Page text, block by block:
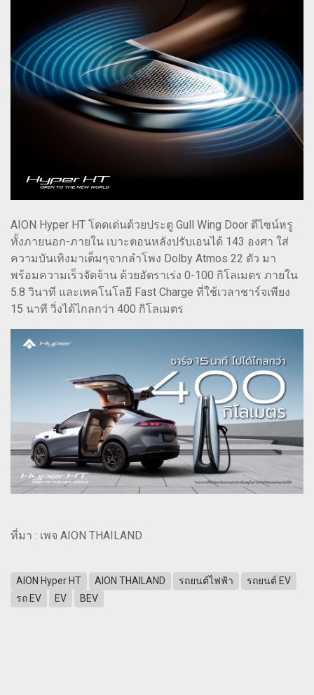
AION Hyper HT โดดเด่นด้วยประตู Gull Wing Door ดีไซน์หรู
ทั้งภายนอก-ภายใน เบาะตอนหลังปรับเอนได้ 143 องศา ใส่
ความบันเทิงมาเต็มๆจากลำโพง Dolby Atmos 22 ตัว มา
พร้อมความเร็วจัดจ้าน ด้วยอัตราเร่ง 0-100 กิโลเมตร ภายใน
5.8 วินาที และเทคโนโลยี Fast Charge ที่ใช้เวลาชาร์จเพียง
15 นาที วิ่งได้ไกลกว่า 400 กิโลเมตร
ที่มา : เพจ AION THAILAND
AION Hyper HT AION THAILAND รถยนต์ไฟฟ้า
รถยนต์ EV
รถ EV
EV BEV